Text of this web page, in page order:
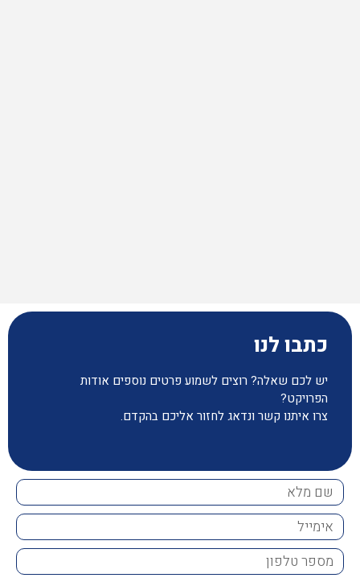
כתבו לנו
יש לכם שאלה? רוצים לשמוע פרטים נוספים אודות
הפרויקט?
צרו איתנו קשר ונדאג לחזור אליכם בהקדם.